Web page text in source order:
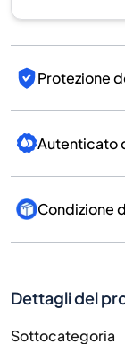
Protezione
Autenticato
Condizione
Dettagli del
Sottocategoria